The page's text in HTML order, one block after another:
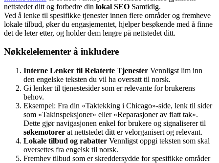
nettstedet ditt og forbedre din lokal SEO Samtidig.
Ved å lenke til spesifikke tjenester innen flere områder og fremheve
lokale tilbud, øker du engasjementet, hjelper besøkende med å finne
det de leter etter, og holder dem lengre på nettstedet ditt.
Nøkkelelementer å inkludere
Interne Lenker til Relaterte Tjenester Vennligst lim inn
den engelske teksten du vil ha oversatt til norsk.
Gi lenker til tjenestesider som er relevante for brukerens
behov.
Eksempel: Fra din «Taktekking i Chicago»-side, lenk til sider
som «Takinspeksjoner» eller «Reparasjoner av flatt tak».
Dette gjør navigasjonen enkel for brukere og signaliserer til
søkemotorer at nettstedet ditt er velorganisert og relevant.
Lokale tilbud og rabatter Vennligst oppgi teksten som skal
oversettes fra engelsk til norsk.
Fremhev tilbud som er skreddersydde for spesifikke områder